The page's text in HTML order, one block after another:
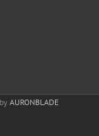
AURONBLADE